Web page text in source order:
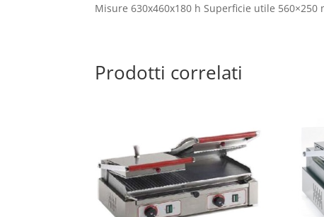
Misure 630x460x180 h Superficie utile
Prodotti correlati